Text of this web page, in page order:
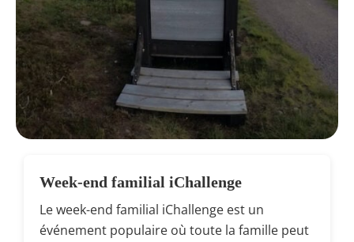
Week-end familial iChallenge
Le week-end familial iChallenge est un
événement populaire où toute la famille peut